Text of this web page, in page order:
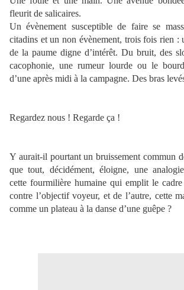
fleurit de salicaires.
Un évènement susceptible de faire se
citadins et un non évènement, trois fois rien :
de la paume digne d’intérêt. Du bruit, des
cacophonie, une rumeur lourde ou le
d’une après midi à la campagne. Des bras
Regardez nous ! Regarde ça !
Y aurait-il pourtant un bruissement commun
que tout, décidément, éloigne, une
cette fourmilière humaine qui emplit le
contre l’objectif voyeur, et de l’autre, cette
comme un plateau à la danse d’une guêpe ?